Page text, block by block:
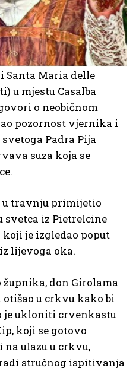
Santa Maria delle
u mjestu Casalba
o neobičnom
pozornost vjernika i
Padra Pija
suza koja se
u travnju primijetio
svetca iz Pietrelcine
je izgledao poput
lijevoga oka.
don Girolama
otišao u crkvu kako bi
je ukloniti crvenkastu
koji se gotovo
na ulazu u crkvu,
stručnog ispitivanja